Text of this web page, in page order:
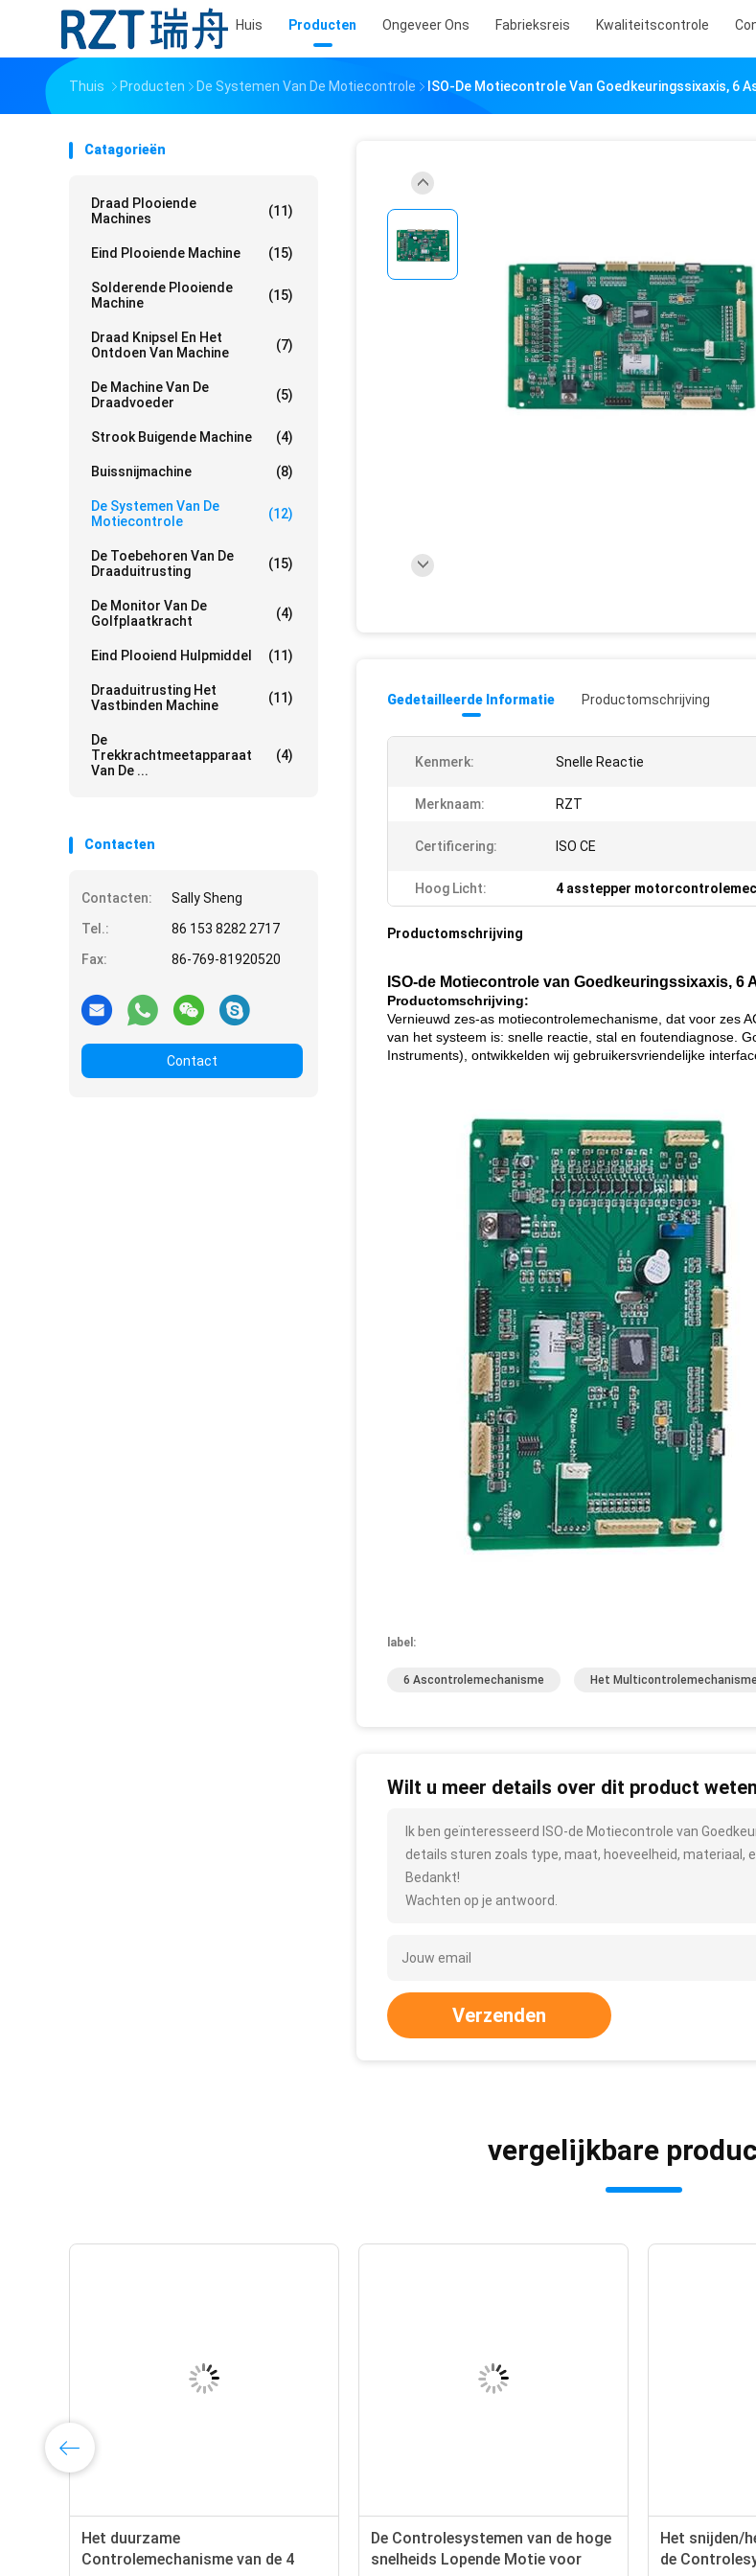
Huis Producten Ongeveer Ons Fabrieksreis Kwaliteitscontrole
Thuis Producten De Systemen Van De Motiecontrole ISO-De Motiecontrole Van Goedkeuringssixaxis,
Catagorieën
Draad Plooiende
Machines
(11)
Eind Plooiende Machine (15)
Solderende Plooiende
Machine
(15)
Draad Knipsel En Het
Ontdoen Van Machine
(7)
De Machine Van De
Draadvoeder
(5)
Strook Buigende Machine (4)
Buissnijmachine (8)
De Systemen Van De
Motiecontrole
(12)
De Toebehoren Van De
Draaduitrusting
(15)
De Monitor Van De
Golfplaatkracht
(4)
Eind Plooiend Hulpmiddel (11)
Draaduitrusting Het
Vastbinden Machine
(11)
De
Trekkrachtmeetapparaat
Van De ...
(4)
Contacten
Contacten:
Sally Sheng
Tel.:
86 153 8282 2717
Fax:
86-769-81920520
Contact
Gedetailleerde Informatie Productomschrijving
Kenmerk: Snelle Reactie
Merknaam: RZT
Certificering: ISO CE
Hoog Licht: 4 asstepper
Productomschrijving
ISO-de Motiecontrole van Goedkeuringssixaxis,
Productomschrijving:
Vernieuwd zes-as motiecontrolemechanisme, dat voor zes
van het systeem is: snelle reactie, stal en foutendiagnose.
Instruments), ontwikkelden wij gebruikersvriendelijke
label:
6 Ascontrolemechanisme Het
Wilt u meer details over dit product weten
Ik ben geïnteresseerd ISO-de Motiecontrole van
details sturen zoals type, maat, hoeveelheid, materiaal,
Bedankt!
Wachten op je antwoord.
Verzenden
vergelijkbare
Het duurzame
Controlemechanisme van de 4
De Controlesystemen van de hoge
snelheids Lopende Motie voor
Het snijden/
de